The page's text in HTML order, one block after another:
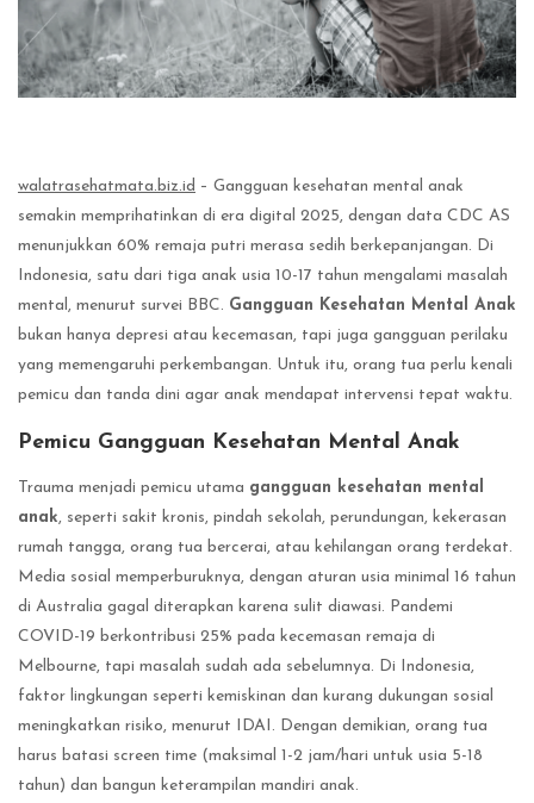
walatrasehatmata.biz.id – Gangguan kesehatan mental anak
semakin memprihatinkan di era digital 2025, dengan data CDC AS
menunjukkan 60% remaja putri merasa sedih berkepanjangan. Di
Indonesia, satu dari tiga anak usia 10-17 tahun mengalami masalah
mental, menurut survei BBC. Gangguan Kesehatan Mental Anak
bukan hanya depresi atau kecemasan, tapi juga gangguan perilaku
yang memengaruhi perkembangan. Untuk itu, orang tua perlu kenali
pemicu dan tanda dini agar anak mendapat intervensi tepat waktu.
Pemicu Gangguan Kesehatan Mental Anak
Trauma menjadi pemicu utama gangguan kesehatan mental
anak, seperti sakit kronis, pindah sekolah, perundungan, kekerasan
rumah tangga, orang tua bercerai, atau kehilangan orang terdekat.
Media sosial memperburuknya, dengan aturan usia minimal 16 tahun
di Australia gagal diterapkan karena sulit diawasi. Pandemi
COVID-19 berkontribusi 25% pada kecemasan remaja di
Melbourne, tapi masalah sudah ada sebelumnya. Di Indonesia,
faktor lingkungan seperti kemiskinan dan kurang dukungan sosial
meningkatkan risiko, menurut IDAI. Dengan demikian, orang tua
harus batasi screen time (maksimal 1-2 jam/hari untuk usia 5-18
tahun) dan bangun keterampilan mandiri anak.